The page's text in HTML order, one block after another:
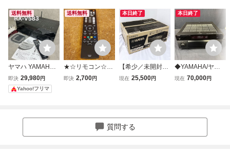
送料無料
ヤマハ YAMAHA A
Vレシーバー AVア
ンプ ハイレゾ音源
対応 ブラック RX-
即決 29,980円
Yahoo!フリマ
送料無料
★☆リモコン☆YA
MAHA AVレシー
☆RAV574・VDM
8690☆★ 検索
即決 2,700円
本日終了
【希少／未開封】
YAMAHA RX-V58
現在 25,500円
本日終了
◆YAMAHA/ヤマ
ハ AVレシーバー
現在 70,000円
質問する